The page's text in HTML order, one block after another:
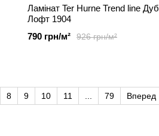
Ламінат Ter Hurne Trend line Дуб
Лофт 1904
926 грн/м²
790 грн/м²
8 9 10 11 79 Вперед